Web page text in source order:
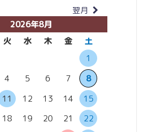
翌月
2026年8月
火 水 木 金
土
1
4 5 6 7
8
11 12 13 14
15
18 19 20 21
22